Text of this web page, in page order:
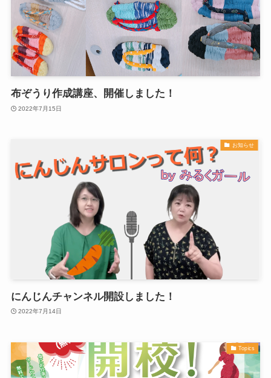
布ぞうり作成講座、開催しました！
2022年7月15日
お知らせ
にんじんチャンネル開設しました！
2022年7月14日
Topics